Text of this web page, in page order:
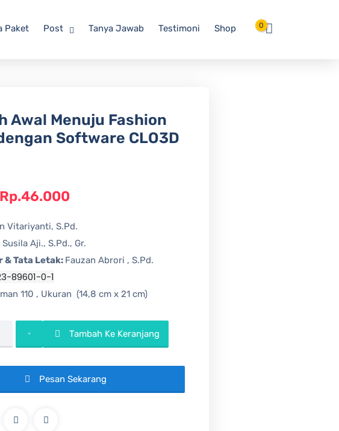
Paket Post Tanya Jawab Testimoni Shop 0
Awal Menuju Fashion
Software CLO3D
Rp.46.000
Vitariyanti, S.Pd.
Aji., S.Pd., Gr.
& Tata Letak: Fauzan Abrori , S.Pd.
89601-0-1
110 , Ukuran (14,8 cm x 21 cm)
Tambah Ke Keranjang
Pesan Sekarang